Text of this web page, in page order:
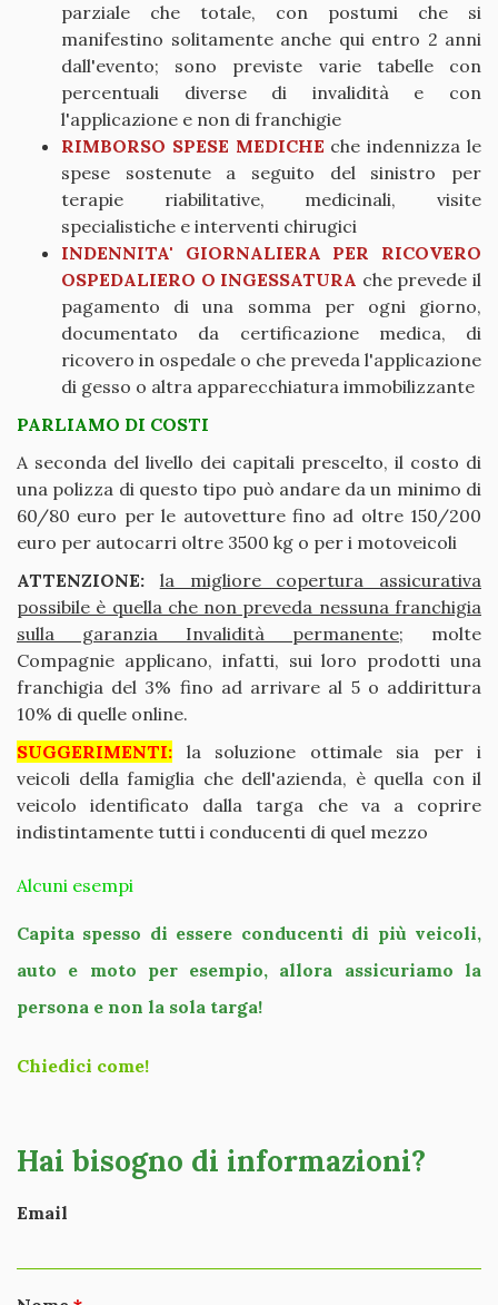
parziale che totale, con postumi che si
manifestino solitamente anche qui entro 2 anni
dall'evento; sono previste varie tabelle con
percentuali diverse di invalidità e con
l'applicazione e non di franchigie
RIMBORSO SPESE MEDICHE che indennizza le
spese sostenute a seguito del sinistro per
terapie riabilitative, medicinali, visite
specialistiche e interventi chirugici
INDENNITA' GIORNALIERA PER RICOVERO
OSPEDALIERO O INGESSATURA che prevede il
pagamento di una somma per ogni giorno,
documentato da certificazione medica, di
ricovero in ospedale o che preveda l'applicazione
di gesso o altra apparecchiatura immobilizzante
PARLIAMO DI COSTI
A seconda del livello dei capitali prescelto, il costo di
una polizza di questo tipo può andare da un minimo di
60/80 euro per le autovetture fino ad oltre 150/200
euro per autocarri oltre 3500 kg o per i motoveicoli
ATTENZIONE:
la migliore copertura assicurativa
possibile è quella che non preveda nessuna franchigia
sulla garanzia Invalidità permanente; molte
Compagnie applicano, infatti, sui loro prodotti una
franchigia del 3% fino ad arrivare al 5 o addirittura
10% di quelle online.
SUGGERIMENTI: la soluzione ottimale sia per i
veicoli della famiglia che dell'azienda, è quella con il
veicolo identificato dalla targa che va a coprire
indistintamente tutti i conducenti di quel mezzo
Alcuni esempi
Capita spesso di essere conducenti di più veicoli,
auto e moto per esempio, allora assicuriamo la
persona e non la sola targa!
Chiedici come!
Hai bisogno di informazioni?
Email